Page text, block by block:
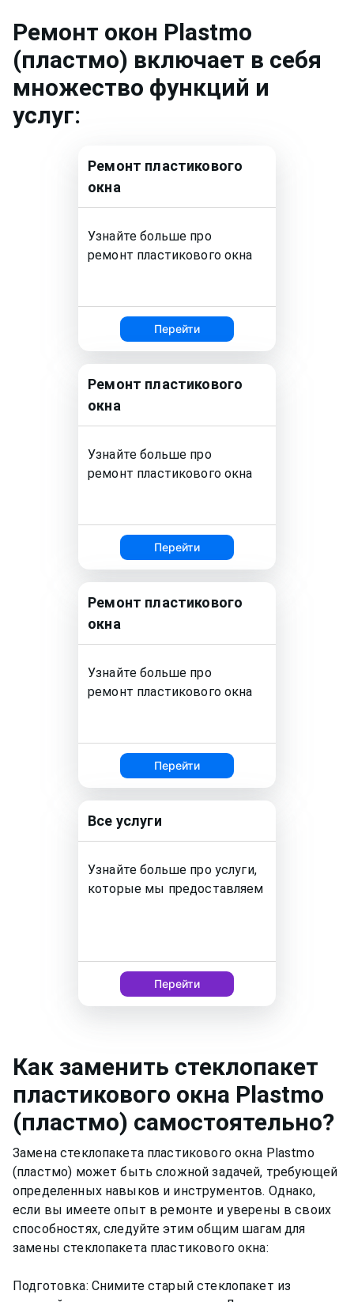
Ремонт окон Plastmo
(пластмо) включает в себя
множество функций и
услуг:
Ремонт пластикового
окна
Узнайте больше про
ремонт пластикового окна
Перейти
Ремонт пластикового
окна
Узнайте больше про
ремонт пластикового окна
Перейти
Ремонт пластикового
окна
Узнайте больше про
ремонт пластикового окна
Перейти
Все услуги
Узнайте больше про услуги,
которые мы предоставляем
Перейти
Как заменить стеклопакет
пластикового окна Plastmo
(пластмо) самостоятельно?
Замена стеклопакета пластикового окна Plastmo
(пластмо) может быть сложной задачей, требующей
определенных навыков и инструментов. Однако,
если вы имеете опыт в ремонте и уверены в своих
способностях, следуйте этим общим шагам для
замены стеклопакета пластикового окна:
Подготовка: Снимите старый стеклопакет из